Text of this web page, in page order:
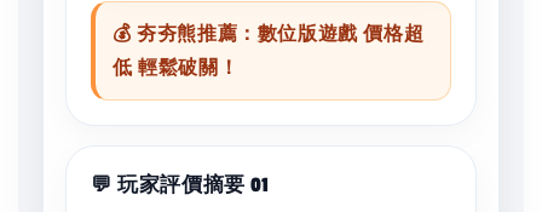
💰 夯夯熊推薦：數位版遊戲 價格超
低 輕鬆破關！
💬 玩家評價摘要 01